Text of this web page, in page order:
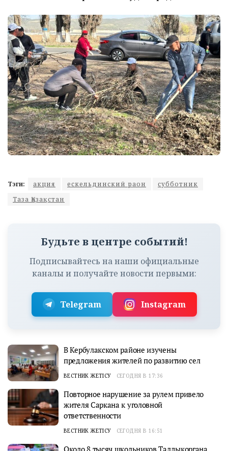
Тэги: акция ескельдинский раон
субботник
Таза Қазақстан
Будьте в центре событий!
Подписывайтесь на наши официальные
каналы и получайте новости первыми:
Telegram Instagram
В Кербулакском районе изучены
предложения жителей по развитию сел
ВЕСТНИК ЖЕТІСУ СЕГОДНЯ В 17:36
Повторное нарушение за рулем привело
жителя Саркана к уголовной
ответственности
ВЕСТНИК ЖЕТІСУ СЕГОДНЯ В 16:51